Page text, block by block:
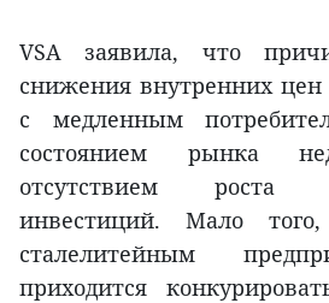
VSA заявила, что
снижения внутренних цен
с медленным
состоянием рынка
отсутствием роста
инвестиций. Мало того,
сталелитейным
приходится